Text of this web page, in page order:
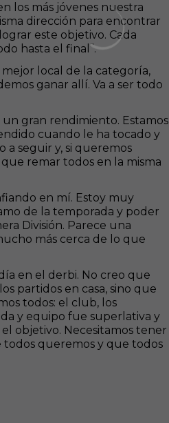
los más jóvenes nuestra
dirección para encontrar
este objetivo. Cada
hasta el final”.
mejor local de la categoría,
ganar allí. Va a ser todo
gran rendimiento. Estamos
cuando le ha tocado y
a seguir y, si queremos
remar todos en la misma
en mí. Estoy muy
de la temporada y poder
División. Parece una
más cerca de lo que
en el derbi. No creo que
partidos en casa, sino que
todos: el club, los
y equipo fue superlativa y
objetivo. Necesitamos tener
todos queremos y que todos